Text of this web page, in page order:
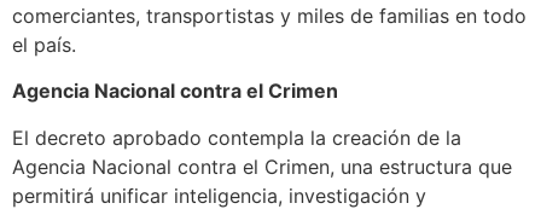
comerciantes, transportistas y miles de familias en todo
el país.
Agencia Nacional contra el Crimen
El decreto aprobado contempla la creación de la
Agencia Nacional contra el Crimen, una estructura que
permitirá unificar inteligencia, investigación y